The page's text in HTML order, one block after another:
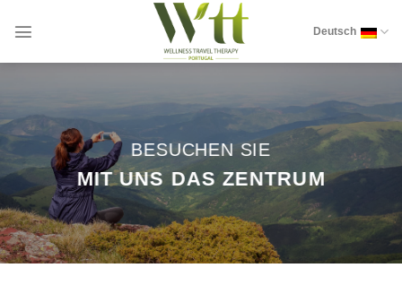
Inhalt
Deutsch
BESUCHEN SIE
MIT UNS DAS ZENTRUM